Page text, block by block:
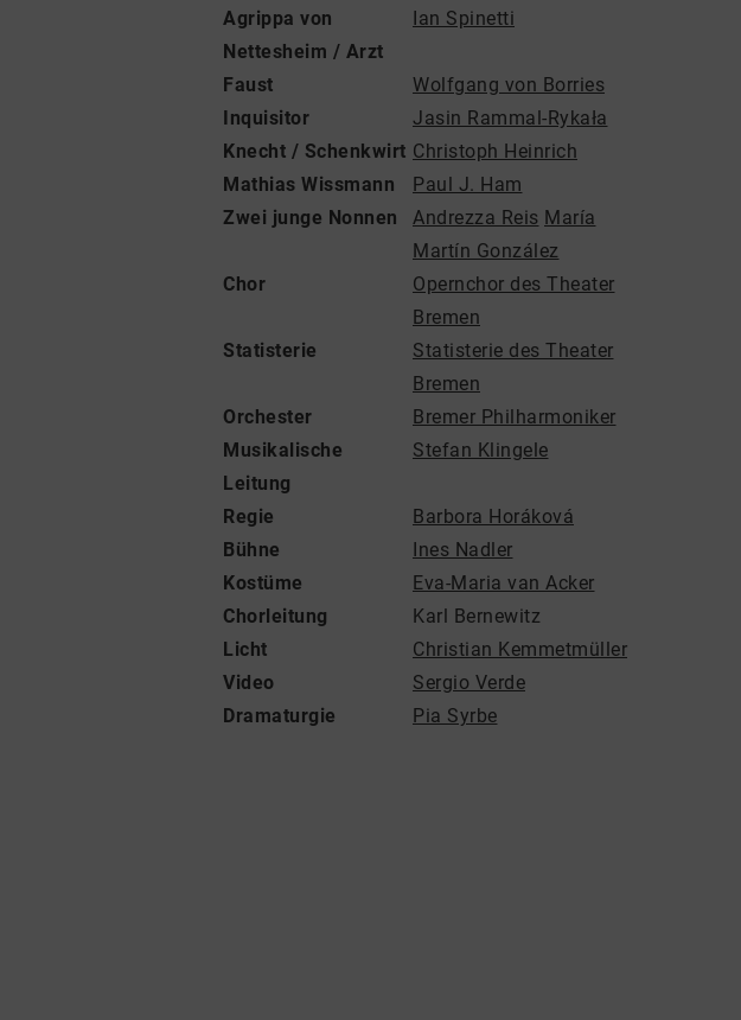
Agrippa von
Nettesheim / Arzt
Ian Spinetti
Faust
Wolfgang von Borries
Inquisitor
Jasin Rammal-Rykała
Knecht / Schenkwirt Christoph Heinrich
Mathias Wissmann
Paul J. Ham
Zwei junge Nonnen
Andrezza Reis María
Martín González
Chor
Opernchor des Theater
Bremen
Statisterie
Statisterie des Theater
Bremen
Orchester
Bremer Philharmoniker
Musikalische
Leitung
Stefan Klingele
Regie
Barbora Horáková
Bühne
Ines Nadler
Kostüme
Eva-Maria van Acker
Chorleitung
Karl Bernewitz
Licht
Christian Kemmetmüller
Video
Sergio Verde
Dramaturgie
Pia Syrbe